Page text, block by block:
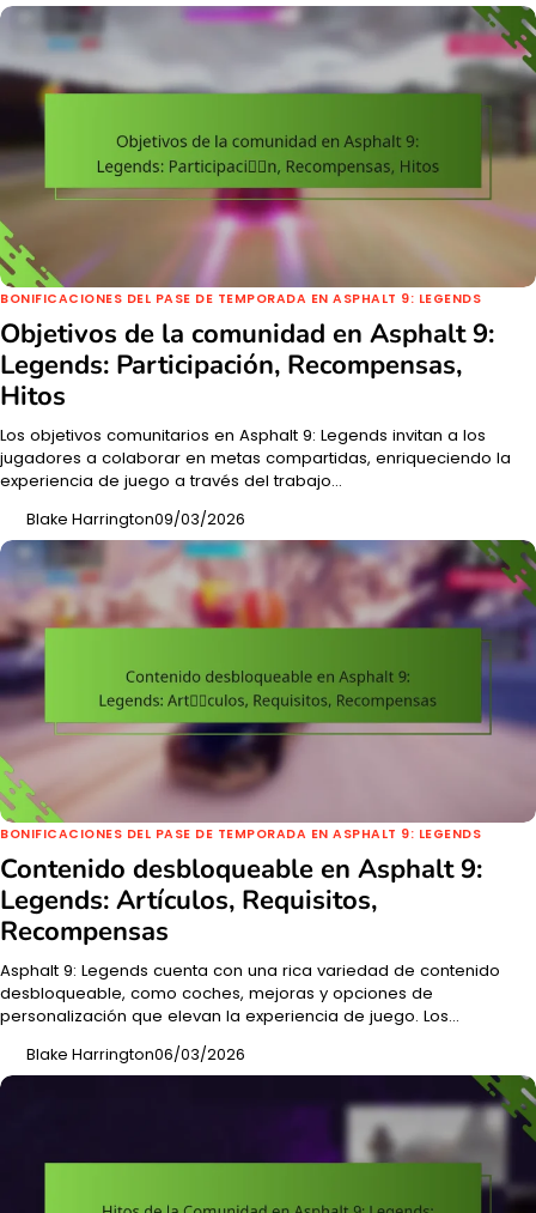
BONIFICACIONES DEL PASE DE TEMPORADA EN ASPHALT 9: LEGENDS
Objetivos de la comunidad en Asphalt 9:
Legends: Participación, Recompensas,
Hitos
Los objetivos comunitarios en Asphalt 9: Legends invitan a los
jugadores a colaborar en metas compartidas, enriqueciendo la
experiencia de juego a través del trabajo…
Blake Harrington09/03/2026
BONIFICACIONES DEL PASE DE TEMPORADA EN ASPHALT 9: LEGENDS
Contenido desbloqueable en Asphalt 9:
Legends: Artículos, Requisitos,
Recompensas
Asphalt 9: Legends cuenta con una rica variedad de contenido
desbloqueable, como coches, mejoras y opciones de
personalización que elevan la experiencia de juego. Los…
Blake Harrington06/03/2026